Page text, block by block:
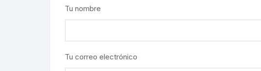
Tu nombre
Tu correo electrónico